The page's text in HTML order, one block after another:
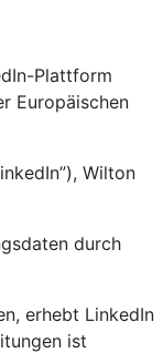
Plattform
Europäischen
Wilton
durch
erhebt LinkedIn
ist